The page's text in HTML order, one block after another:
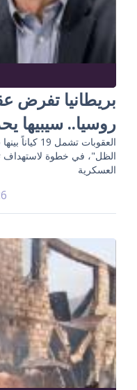
بريطانيا تفرض
روسيا.. سيبيها
الظل"، في خطوة لاستهداف
العسكرية